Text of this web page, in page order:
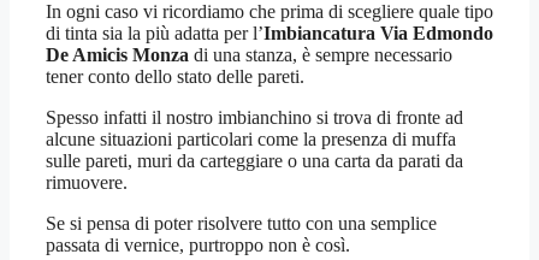
In ogni caso vi ricordiamo che prima di scegliere quale tipo
di tinta sia la più adatta per l’Imbiancatura Via Edmondo
De Amicis Monza di una stanza, è sempre necessario
tener conto dello stato delle pareti.
Spesso infatti il nostro imbianchino si trova di fronte ad
alcune situazioni particolari come la presenza di muffa
sulle pareti, muri da carteggiare o una carta da parati da
rimuovere.
Se si pensa di poter risolvere tutto con una semplice
passata di vernice, purtroppo non è così.